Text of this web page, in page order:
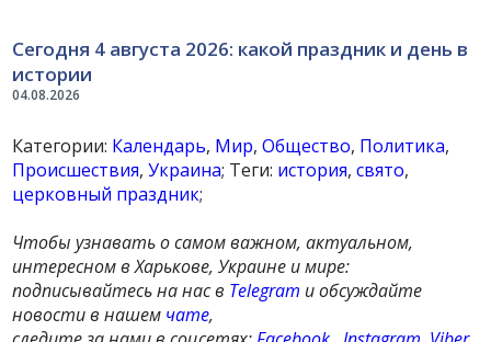
04.08.2026
Сегодня 4 августа 2026: какой праздник и день в
истории
Категории: Календарь, Мир,Общество, Политика,
Происшествия,Украина; Теги: история,свято,
церковный праздник;
Чтобы узнавать о самом важном, актуальном,
интересном в Харькове, Украине и мире:
подписывайтесь на нас в Telegram и обсуждайте
новости в нашем чате,